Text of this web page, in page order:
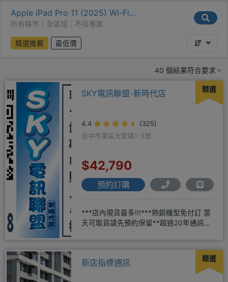
Apple iPad Pro 11 (2025) Wi-Fi
(12GB/512GB)
所有縣市｜全區域｜不搭專案
精選推薦 最低價
40 個結果符合要求。
精選
SKY電訊聯盟-新時代店
4.4
(325)
台中市東區大智路1-3號
$42,790
預約訂購
***店內現貨最多!!!***熱銷機型免付訂 當
天可取貨請先預約保留**超過20年通訊經
精選
新店指標通訊